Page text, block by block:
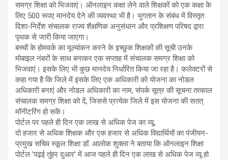
समग्र शिक्षा को भिजवाएं। ऑनलाइन कक्षा लेने वाले शिक्षकों को एक कक्षा के
लिए 500 रूपए मानदेय देने की व्यवस्था भी है। भुगतान के संबंध में विस्तृत
दिशा-निर्देश संचालक राज्य शैक्षणिक अनुसंधान और प्रशिक्षण परिषद द्वारा
पृथक से जारी किया जाएगा।
बच्चों के होमवर्क का मूल्यांकन करने के इच्छुक शिक्षकों की सूची उनके
मोबाइल नंबरों के साथ बनाकर एक सप्ताह में संचालक समग्र शिक्षा को
भिजवाएं। इसके लिए भी कुछ मानदेय निर्धारित किया जा रहा है। कलेक्टरों से
कहा गया है कि जिले में इसके लिए एक अधिकारी को योजना का नोडल
अधिकारी बनाएं और नोडल अधिकारी का नाम, संपर्क सूत्र की सूचना तत्काल
संचालक समग्र शिक्षा को दें, जिससे प्रत्येक जिले में इस योजना की सतत्
मॉनीटरिंग हो सकें।
पोर्टल पर पहले ही दिन एक लाख से अधिक पेज का व्यू,
दो हजार से अधिक शिक्षक और एक हजार से अधिक विद्यार्थियों का पंजीयन-
प्रमुख सचिव स्कूल शिक्षा डॉ. आलोक शुक्ला ने बताया कि ऑनलाइन शिक्षा
पोर्टल ’पढ़ई तुंहर दुआर’ में आज पहले ही दिन एक लाख से अधिक पेज व्यू हो